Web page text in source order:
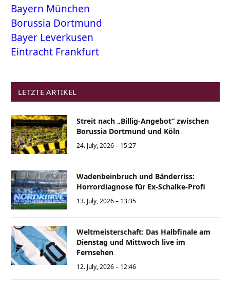
Bayern München
Borussia Dortmund
Bayer Leverkusen
Eintracht Frankfurt
LETZTE ARTIKEL
Streit nach „Billig-Angebot“ zwischen
Borussia Dortmund und Köln
24. July, 2026 – 15:27
Wadenbeinbruch und Bänderriss:
Horrordiagnose für Ex-Schalke-Profi
13. July, 2026 – 13:35
Weltmeisterschaft: Das Halbfinale am
Dienstag und Mittwoch live im
Fernsehen
12. July, 2026 – 12:46